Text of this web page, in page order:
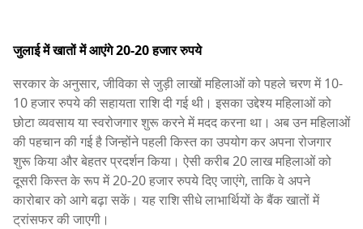
जुलाई में खातों में आएंगे 20-20 हजार रुपये
सरकार के अनुसार, जीविका से जुड़ी लाखों महिलाओं को पहले चरण में 10-
10 हजार रुपये की सहायता राशि दी गई थी। इसका उद्देश्य महिलाओं को
छोटा व्यवसाय या स्वरोजगार शुरू करने में मदद करना था। अब उन महिलाओं
की पहचान की गई है जिन्होंने पहली किस्त का उपयोग कर अपना रोजगार
शुरू किया और बेहतर प्रदर्शन किया। ऐसी करीब 20 लाख महिलाओं को
दूसरी किस्त के रूप में 20-20 हजार रुपये दिए जाएंगे, ताकि वे अपने
कारोबार को आगे बढ़ा सकें। यह राशि सीधे लाभार्थियों के बैंक खातों में
ट्रांसफर की जाएगी।